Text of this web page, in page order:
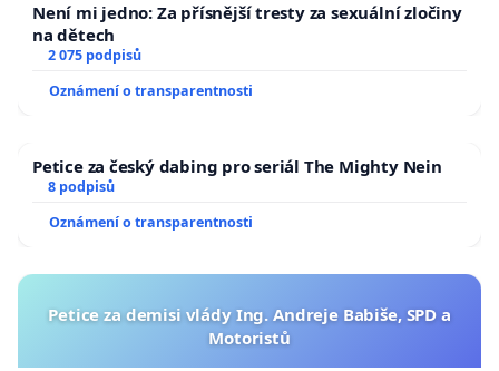
Není mi jedno: Za přísnější tresty za sexuální zločiny
na dětech
2 075 podpisů
Oznámení o transparentnosti
Petice za český dabing pro seriál The Mighty Nein
8 podpisů
Oznámení o transparentnosti
Petice za demisi vlády Ing. Andreje Babiše, SPD a
Motoristů